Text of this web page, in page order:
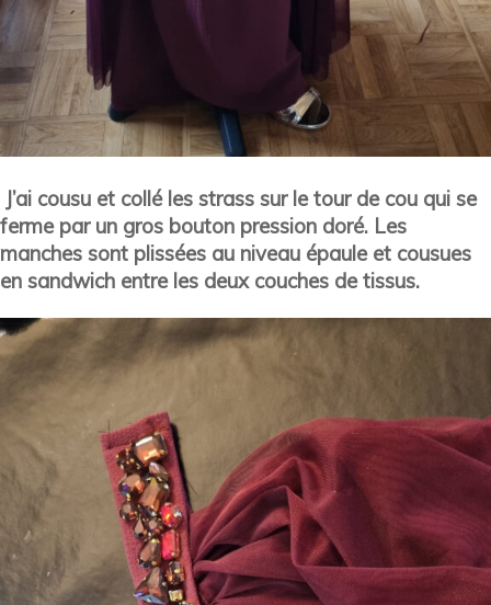
J’ai cousu et collé les strass sur le tour de cou qui se
ferme par un gros bouton pression doré. Les
manches sont plissées au niveau épaule et cousues
en sandwich entre les deux couches de tissus.